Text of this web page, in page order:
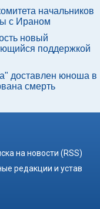
начальников
с Ираном
новый
поддержкой
доставлен юноша в
смерть
на новости (RSS)
редакции и устав